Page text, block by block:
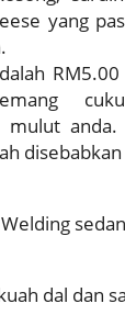
yang
mulut
dal dan